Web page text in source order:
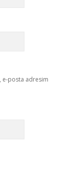
e-posta adresim